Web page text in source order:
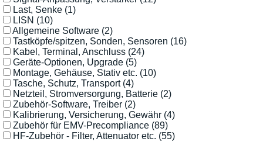
Last, Senke (1)
LISN (10)
Allgemeine Software (2)
Tastköpfe/spitzen, Sonden, Sensoren (16)
Kabel, Terminal, Anschluss (24)
Geräte-Optionen, Upgrade (5)
Montage, Gehäuse, Stativ etc. (10)
Tasche, Schutz, Transport (4)
Netzteil, Stromversorgung, Batterie (2)
Zubehör-Software, Treiber (2)
Kalibrierung, Versicherung, Gewähr (4)
Zubehör für EMV-Precompliance (89)
HF-Zubehör - Filter, Attenuator etc. (55)